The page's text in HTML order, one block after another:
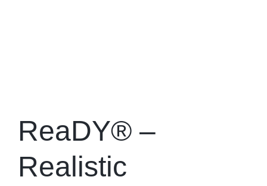
ReaDY® –
Realistic